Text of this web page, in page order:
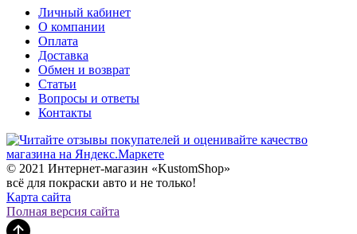
Личный кабинет
О компании
Оплата
Доставка
Обмен и возврат
Статьи
Вопросы и ответы
Контакты
© 2021 Интернет-магазин «KustomShop»
всё для покраски авто и не только!
Карта сайта
Полная версия сайта